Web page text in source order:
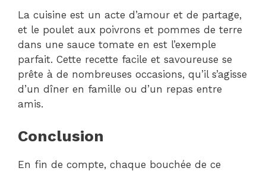
La cuisine est un acte d’amour et de partage,
et le poulet aux poivrons et pommes de terre
dans une sauce tomate en est l’exemple
parfait. Cette recette facile et savoureuse se
prête à de nombreuses occasions, qu’il s’agisse
d’un dîner en famille ou d’un repas entre
amis.
Conclusion
En fin de compte, chaque bouchée de ce